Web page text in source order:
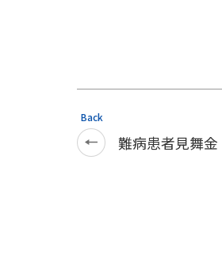
Back
難病患者見舞金